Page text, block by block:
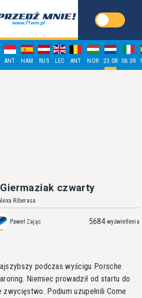
ANT HAM RUS LEC ANT NOR 23.08 06.09
czwarty
Riberasa
Paweł Zając 5684 wyświetlenia
podczas wyścigu Porsche
Niemiec prowadził od startu do
Podium uzupełnili Come